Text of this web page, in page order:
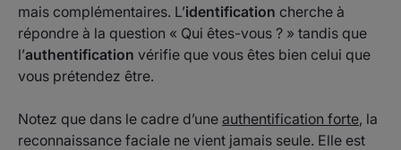
mais complémentaires. L’identification cherche à
répondre à la question « Qui êtes-vous ? » tandis que
l’authentification vérifie que vous êtes bien celui que
vous prétendez être.
Notez que dans le cadre d’une authentification forte, la
reconnaissance faciale ne vient jamais seule. Elle est